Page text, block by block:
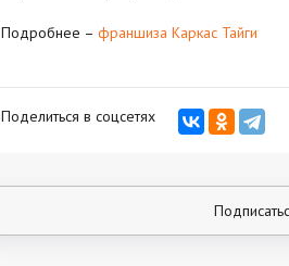
Подробнее – франшиза Каркас Тайги
Поделиться в соцсетях